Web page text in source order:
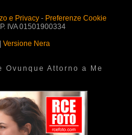
e Privacy- Preferenze Cookie
IVA 01501900334
Versione Nera
Ovunque Attorno a Me